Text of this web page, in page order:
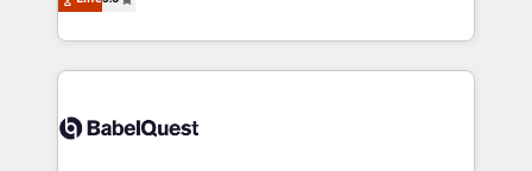
nurturing sequences. - Cross-hub setup across
scalable retainers. Let’s make HubSpot your most
powerful growth engine. Built to convert, scale, and
Welcome to our Profile! We help with: • CRM
implementation, reports, workflows, and team
training • CRM migration from Salesforce, Pipedrive,
custom API integrations with ERP (and other